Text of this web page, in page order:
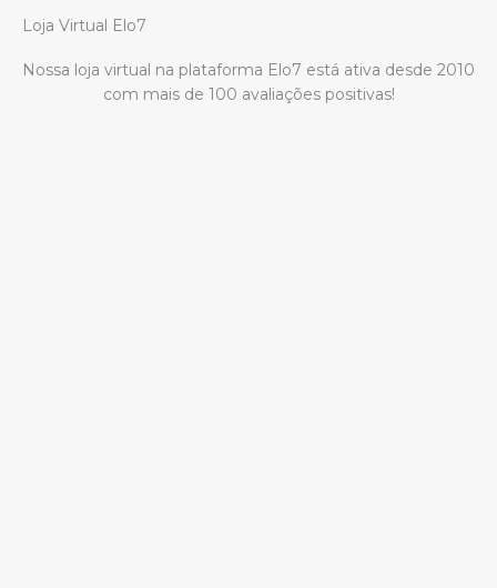
Loja Virtual Elo7
Nossa loja virtual na plataforma Elo7 está ativa desde 2010
com mais de 100 avaliações positivas!